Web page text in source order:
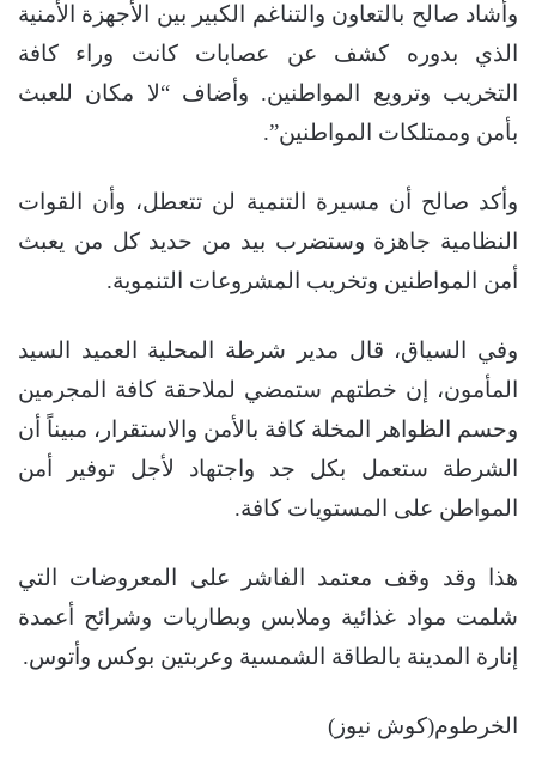
وأشاد صالح بالتعاون والتناغم الكبير بين الأجهزة الأمنية
الذي بدوره كشف عن عصابات كانت وراء كافة
التخريب وترويع المواطنين. وأضاف “لا مكان للعبث
بأمن وممتلكات المواطنين”.
وأكد صالح أن مسيرة التنمية لن تتعطل، وأن القوات
النظامية جاهزة وستضرب بيد من حديد كل من يعبث
أمن المواطنين وتخريب المشروعات التنموية.
وفي السياق، قال مدير شرطة المحلية العميد السيد
المأمون، إن خطتهم ستمضي لملاحقة كافة المجرمين
وحسم الظواهر المخلة كافة بالأمن والاستقرار، مبيناً أن
الشرطة ستعمل بكل جد واجتهاد لأجل توفير أمن
المواطن على المستويات كافة.
هذا وقد وقف معتمد الفاشر على المعروضات التي
شلمت مواد غذائية وملابس وبطاريات وشرائح أعمدة
إنارة المدينة بالطاقة الشمسية وعربتين بوكس وأتوس.
الخرطوم(كوش نيوز)